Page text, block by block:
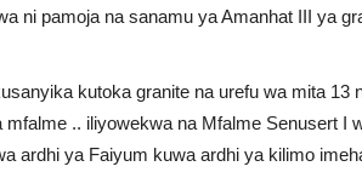
ni pamoja na sanamu ya Amanhat III ya
kutoka granite na urefu wa mita 13
mfalme .. iliyowekwa na Mfalme Senusert I
ardhi ya Faiyum kuwa ardhi ya kilimo